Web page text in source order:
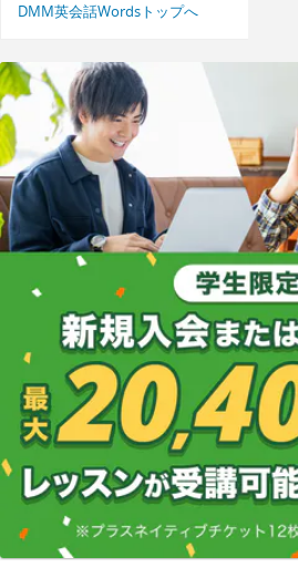
DMM英会話Wordsトップへ